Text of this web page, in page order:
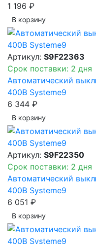
1 196 ₽
В корзинy
Артикул: S9F22363
Срок поставки: 2 дня
Автоматический
400В Systeme9
6 344 ₽
В корзинy
Артикул: S9F22350
Срок поставки: 2 дня
Автоматический
400В Systeme9
6 051 ₽
В корзинy